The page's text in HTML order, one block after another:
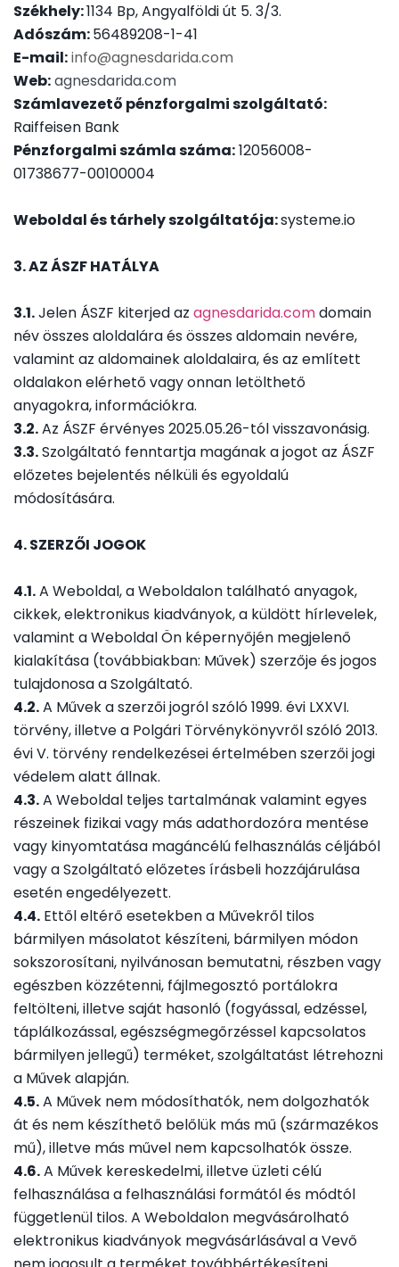
Székhely:1134 Bp, Angyalföldi út 5. 3/3.
Adószám:56489208-1-41
E-mail:info@agnesdarida.com
Web:agnesdarida.com
Számlavezető pénzforgalmi szolgáltató:
Raiffeisen Bank
Pénzforgalmi számla száma:12056008-
01738677-00100004
Weboldal és tárhely szolgáltatója:systeme.io
3. AZ ÁSZF HATÁLYA
3.1.Jelen ÁSZF kiterjed az agnesdarida.comdomain
név összes aloldalára és összes aldomain nevére,
valamint az aldomainek aloldalaira, és az említett
oldalakon elérhető vagy onnan letölthető
anyagokra, információkra.
3.2.Az ÁSZF érvényes 2025.05.26-tól visszavonásig.
3.3.Szolgáltató fenntartja magának a jogot az ÁSZF
előzetes bejelentés nélküli és egyoldalú
módosítására.
4. SZERZŐI JOGOK
4.1.A Weboldal, a Weboldalon található anyagok,
cikkek, elektronikus kiadványok, a küldött hírlevelek,
valamint a Weboldal Ön képernyőjén megjelenő
kialakítása (továbbiakban: Művek) szerzője és jogos
tulajdonosa a Szolgáltató.
4.2.A Művek a szerzői jogról szóló 1999. évi LXXVI.
törvény, illetve a Polgári Törvénykönyvről szóló 2013.
évi V. törvény rendelkezései értelmében szerzői jogi
védelem alatt állnak.
4.3.A Weboldal teljes tartalmának valamint egyes
részeinek fizikai vagy más adathordozóra mentése
vagy kinyomtatása magáncélú felhasználás céljából
vagy a Szolgáltató előzetes írásbeli hozzájárulása
esetén engedélyezett.
4.4. Ettől eltérő esetekben a Művekről tilos
bármilyen másolatot készíteni, bármilyen módon
sokszorosítani, nyilvánosan bemutatni, részben vagy
egészben közzétenni, fájlmegosztó portálokra
feltölteni, illetve saját hasonló (fogyással, edzéssel,
táplálkozással, egészségmegőrzéssel kapcsolatos
bármilyen jellegű) terméket, szolgáltatást létrehozni
a Művek alapján.
4.5.A Művek nem módosíthatók, nem dolgozhatók
át és nem készíthető belőlük más mű (származékos
mű), illetve más művel nem kapcsolhatók össze.
4.6.A Művek kereskedelmi, illetve üzleti célú
felhasználása a felhasználási formától és módtól
függetlenül tilos. A Weboldalon megvásárolható
elektronikus kiadványok megvásárlásával a Vevő